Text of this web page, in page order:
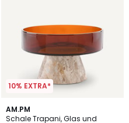
10% EXTRA*
AM.PM
Schale Trapani, Glas und
4,4
/ 5